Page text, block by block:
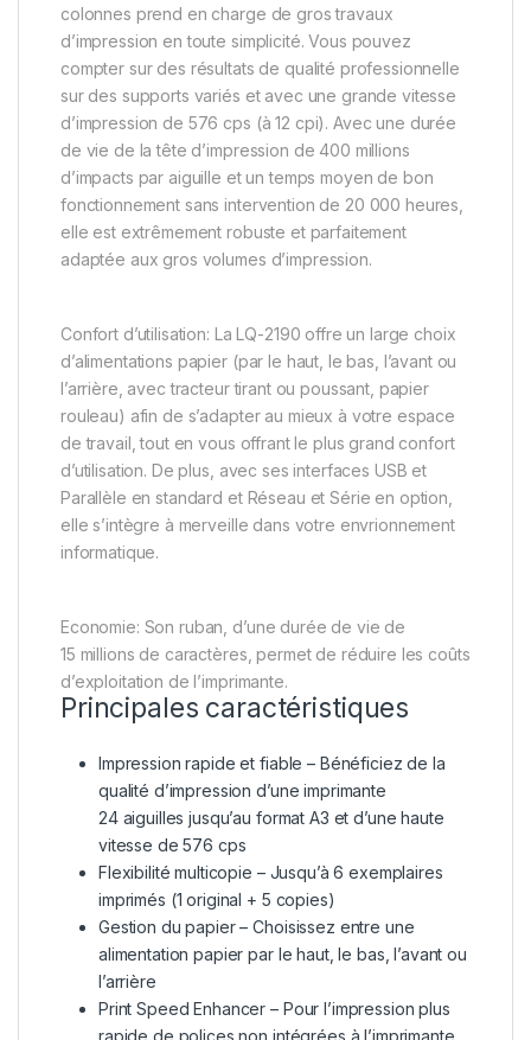
colonnes prend en charge de gros travaux
d’impression en toute simplicité. Vous pouvez
compter sur des résultats de qualité professionnelle
sur des supports variés et avec une grande vitesse
d’impression de 576 cps (à 12 cpi). Avec une durée
de vie de la tête d’impression de 400 millions
d’impacts par aiguille et un temps moyen de bon
fonctionnement sans intervention de 20 000 heures,
elle est extrêmement robuste et parfaitement
adaptée aux gros volumes d’impression.
Confort d’utilisation: La LQ-2190 offre un large choix
d’alimentations papier (par le haut, le bas, l’avant ou
l’arrière, avec tracteur tirant ou poussant, papier
rouleau) afin de s’adapter au mieux à votre espace
de travail, tout en vous offrant le plus grand confort
d’utilisation. De plus, avec ses interfaces USB et
Parallèle en standard et Réseau et Série en option,
elle s’intègre à merveille dans votre envrionnement
informatique.
Economie: Son ruban, d’une durée de vie de
15 millions de caractères, permet de réduire les coûts
d’exploitation de l’imprimante.
Principales caractéristiques
Impression rapide et fiable – Bénéficiez de la
qualité d’impression d’une imprimante
24 aiguilles jusqu’au format A3 et d’une haute
vitesse de 576 cps
Flexibilité multicopie – Jusqu’à 6 exemplaires
imprimés (1 original + 5 copies)
Gestion du papier – Choisissez entre une
alimentation papier par le haut, le bas, l’avant ou
l’arrière
Print Speed Enhancer – Pour l’impression plus
rapide de polices non intégrées à l’imprimante